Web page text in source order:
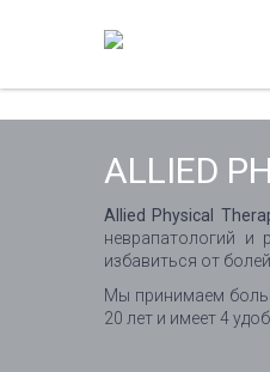
ALLIED
Allied Physical
неврапатологий и
избавиться от
Мы принимаем
20 лет и имеет 4